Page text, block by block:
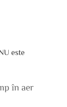
este
în aer